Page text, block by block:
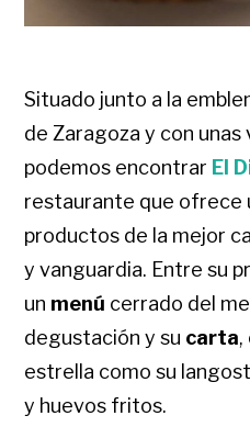
Situado junto a la
de Zaragoza y con
podemos encontrar El
restaurante que ofrece
productos de la mejor
y vanguardia. Entre su
un menú cerrado del
degustación y su carta,
estrella como su
y huevos fritos.